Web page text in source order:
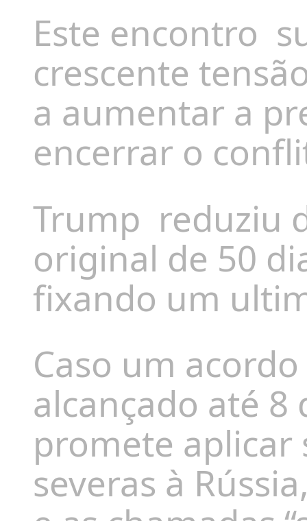
Este encontro
crescente
a aumentar a
encerrar o
Trump reduziu
original de 50
fixando um
Caso um
alcançado até
promete aplicar
severas à